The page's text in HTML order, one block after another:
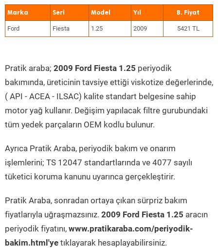
Marka Seri Model Yıl
Ford Fiesta 1.25 2009 5421 TL
Pratik araba; 2009 Ford Fiesta 1.25 periyodik
bakımında, üreticinin tavsiye ettiği viskotize değerlerinde,
( API - ACEA - ILSAC) kalite standart belgesine sahip
motor yağ kullanır. Değişim yapılacak filtre gurubundaki
tüm yedek parçaların OEM kodlu bulunur.
Ayrıca Pratik Araba, periyodik bakım ve onarım
işlemlerini; TS 12047 standartlarında ve 4077 sayılı
tüketici koruma kanunu uyarınca gerçekleştirir.
Pratik Araba, sonradan ortaya çıkan sürpriz bakım
fiyatlarıyla uğraşmazsınız. 2009 Ford Fiesta 1.25 aracın
periyodik fiyatını, www.pratikaraba.com/periyodik-
bakim.html'ye tıklayarak hesaplayabilirsiniz.